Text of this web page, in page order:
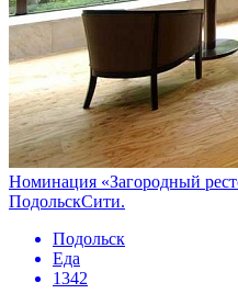
Номинация «Загородный
ПодольскСити.
Подольск
Еда
1342